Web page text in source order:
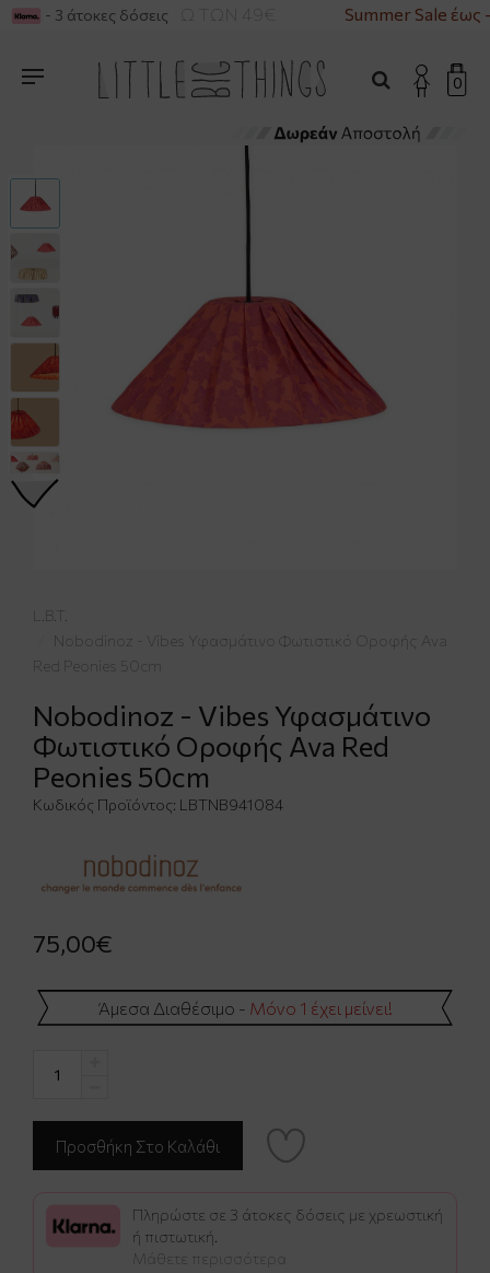
ΓΙΑ ΑΓΟΡΕΣ ΑΝΩ ΤΩΝ 49€ Summer Sale έως
- 3 άτοκες δόσεις
0
L.B.T.
Nobodinoz - Vibes Υφασμάτινο Φωτιστικό Οροφής Ava
Red Peonies 50cm
Nobodinoz - Vibes Υφασμάτινο
Φωτιστικό Οροφής Ava Red
Peonies 50cm
Κωδικός Προϊόντος: LBTNB941084
75,00€
Άμεσα Διαθέσιμο - Μόνο 1 έχει μείνει!
Πληρώστε σε 3 άτοκες δόσεις με χρεωστική
ή πιστωτική.
Μάθετε περισσότερα